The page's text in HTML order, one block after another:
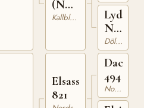
(NO)
N
Kallblodig Travare
Elsass
821
73
Lydia
N
8524
Dölehäst
Dacke
494
Nordsvensk Brukshäst